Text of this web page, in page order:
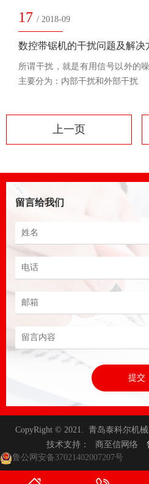
17 / 2018-09
数控带锯机的干扰问题及解决
所谓干扰，就是有用信号以外的
主要分为：内部干扰和外部干扰
上一页
留言给我们
提交
CopyRight © 2021. 青岛泰科尔机械
技术支持：
商至信网络
鲁公网安备37021402007207号